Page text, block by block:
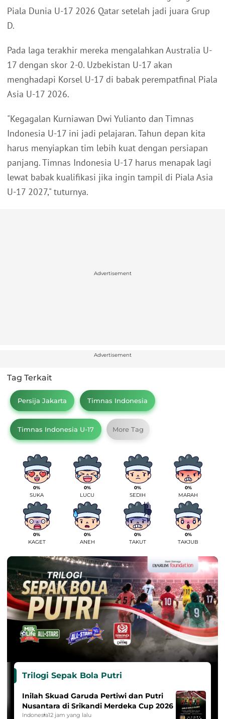
Piala Dunia U-17 2026 Qatar setelah jadi juara Grup
D.
Pada laga terakhir mereka mengalahkan Australia U-
17 dengan skor 2-0. Uzbekistan U-17 akan
menghadapi Korsel U-17 di babak perempatfinal Piala
Asia U-17 2026.
"Kegagalan Kurniawan Dwi Yulianto dan Timnas
Indonesia U-17 ini jadi pelajaran. Tahun depan kita
harus menyiapkan tim lebih kuat dengan persiapan
panjang. Timnas Indonesia U-17 harus menapak lagi
lewat babak kualifikasi jika ingin tampil di Piala Asia
U-17 2027," tuturnya.
Advertisement
Advertisement
Tag Terkait
Persija Jakarta Timnas Indonesia
Timnas Indonesia U-17 More Tag
0%
SUKA
0%
LUCU
0%
SEDIH
0%
MARAH
0%
KAGET
0%
ANEH
0%
TAKUT
0%
TAKJUB
Trilogi Sepak Bola Putri
Inilah Skuad Garuda Pertiwi dan Putri
Nusantara di Srikandi Merdeka Cup 2026
Indonesia12 jam yang lalu